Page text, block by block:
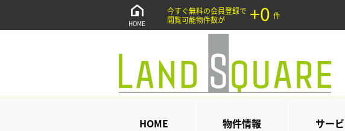
HOME
今すぐ無料の会員登録で
閲覧可能物件数が
+0 件
HOME 物件情報 サー